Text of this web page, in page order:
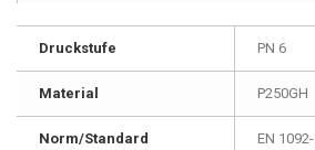
Druckstufe PN 6
Material P250GH
Norm/Standard EN